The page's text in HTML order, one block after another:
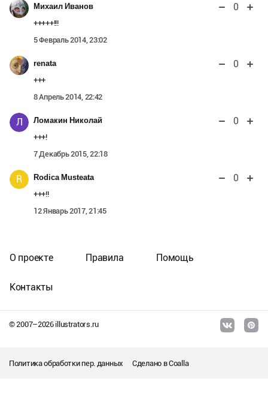
Михаил Иванов 0
+++++!!!
5 Февраль 2014, 23:02
renata 0
+++
8 Апрель 2014, 22:42
Л Ломакин Николай 0
+++!
7 Декабрь 2015, 22:18
R Rodica Musteata 0
+++!!
12 Январь 2017, 21:45
© 2007–2026illustrators.ru
О проекте Правила Помощь
Контакты
Политика обработки пер. данных Сделано вCoalla